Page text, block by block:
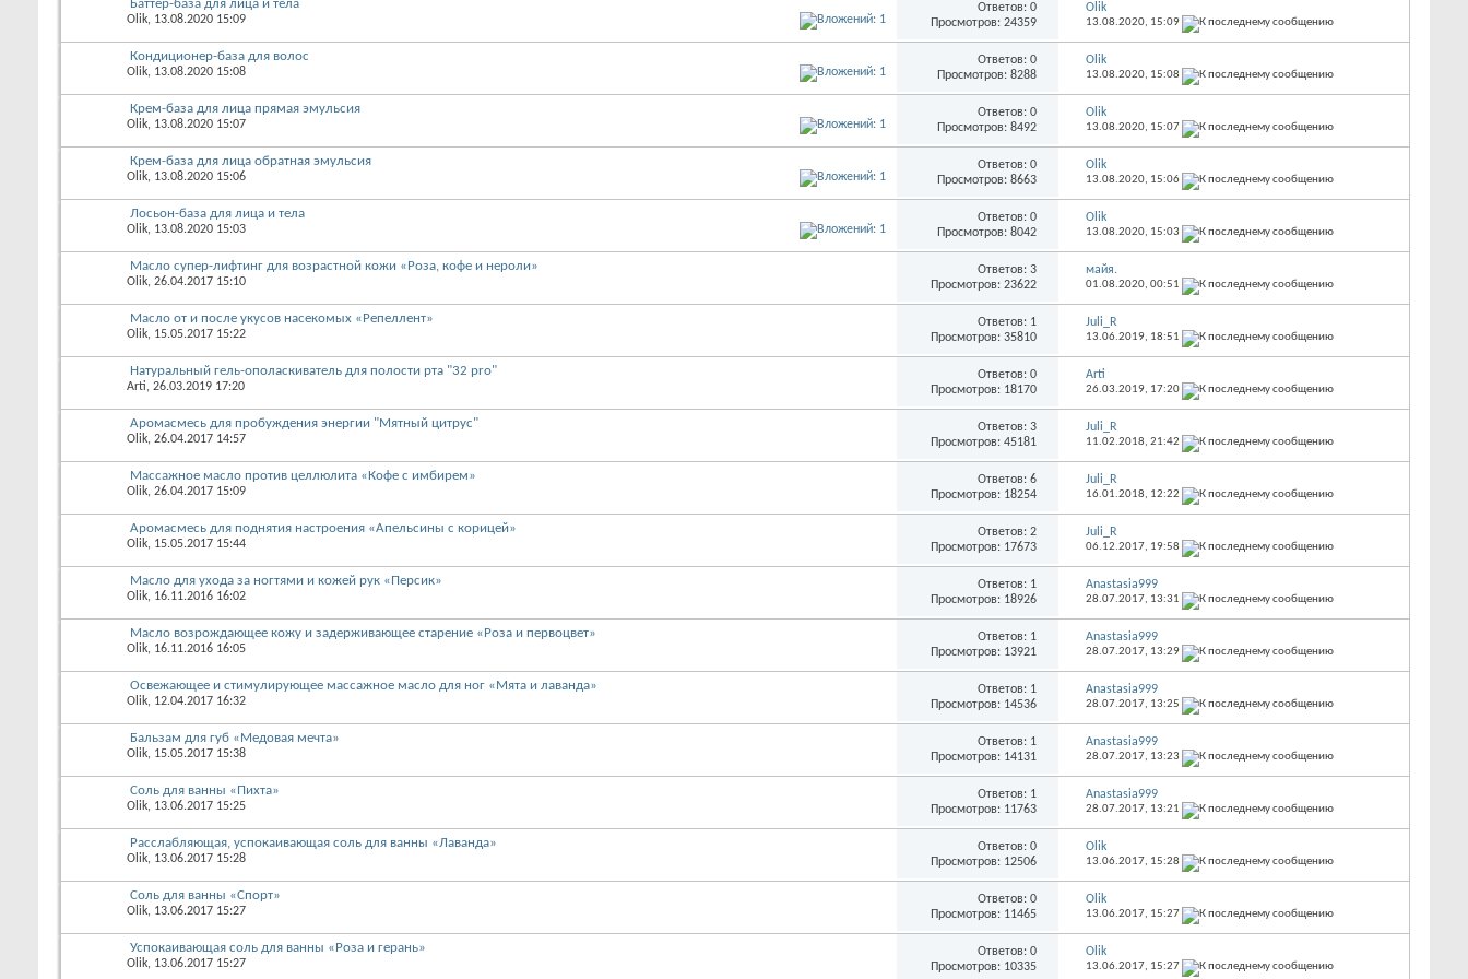
Баттер-база для лица и тела
Olik, 13.08.2020 15:09
Ответов: 0
Просмотров: 24359
Olik
13.08.2020, 15:09
Кондиционер-база для волос
Olik, 13.08.2020 15:08
Ответов: 0
Просмотров: 8288
Olik
13.08.2020, 15:08
Крем-база для лица прямая эмульсия
Olik, 13.08.2020 15:07
Ответов: 0
Просмотров: 8492
Olik
13.08.2020, 15:07
Крем-база для лица обратная эмульсия
Olik, 13.08.2020 15:06
Ответов: 0
Просмотров: 8663
Olik
13.08.2020, 15:06
Лосьон-база для лица и тела
Olik, 13.08.2020 15:03
Ответов: 0
Просмотров: 8042
Olik
13.08.2020, 15:03
Масло супер-лифтинг для возрастной кожи «Роза, кофе и нероли»
Olik, 26.04.2017 15:10
Ответов: 3
Просмотров: 23622
майя.
01.08.2020, 00:51
Масло от и после укусов насекомых «Репеллент»
Olik, 15.05.2017 15:22
Ответов: 1
Просмотров: 35810
Juli_R
13.06.2019, 18:51
Натуральный гель-ополаскиватель для полости рта "32 pro"
Arti, 26.03.2019 17:20
Ответов: 0
Просмотров: 18170
Arti
26.03.2019, 17:20
Аромасмесь для пробуждения энергии "Мятный цитрус"
Olik, 26.04.2017 14:57
Ответов: 3
Просмотров: 45181
Juli_R
11.02.2018, 21:42
Массажное масло против целлюлита «Кофе с имбирем»
Olik, 26.04.2017 15:09
Ответов: 6
Просмотров: 18254
Juli_R
16.01.2018, 12:22
Аромасмесь для поднятия настроения «Апельсины с корицей»
Olik, 15.05.2017 15:44
Ответов: 2
Просмотров: 17673
Juli_R
06.12.2017, 19:58
Масло для ухода за ногтями и кожей рук «Персик»
Olik, 16.11.2016 16:02
Ответов: 1
Просмотров: 18926
Anastasia999
28.07.2017, 13:31
Масло возрождающее кожу и задерживающее старение «Роза и первоцвет»
Olik, 16.11.2016 16:05
Ответов: 1
Просмотров: 13921
Anastasia999
28.07.2017, 13:29
Освежающее и стимулирующее массажное масло для ног «Мята и лаванда»
Olik, 12.04.2017 16:32
Ответов: 1
Просмотров: 14536
Anastasia999
28.07.2017, 13:25
Бальзам для губ «Медовая мечта»
Olik, 15.05.2017 15:38
Ответов: 1
Просмотров: 14131
Anastasia999
28.07.2017, 13:23
Соль для ванны «Пихта»
Olik, 13.06.2017 15:25
Ответов: 1
Просмотров: 11763
Anastasia999
28.07.2017, 13:21
Расслабляющая, успокаивающая соль для ванны «Лаванда»
Olik, 13.06.2017 15:28
Ответов: 0
Просмотров: 12506
Olik
13.06.2017, 15:28
Соль для ванны «Спорт»
Olik, 13.06.2017 15:27
Ответов: 0
Просмотров: 11465
Olik
13.06.2017, 15:27
Успокаивающая соль для ванны «Роза и герань»
Olik, 13.06.2017 15:27
Ответов: 0
Просмотров: 10335
Olik
13.06.2017, 15:27